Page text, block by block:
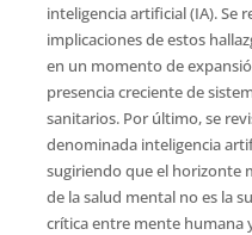
inteligencia artificial (IA). Se
implicaciones de estos
en un momento de
presencia creciente de
sanitarios. Por último, se
denominada inteligencia
sugiriendo que el horizonte
de la salud mental no es la
crítica entre mente humana